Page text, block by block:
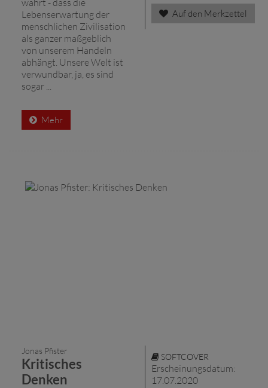
Lebenserwartung der
menschlichen Zivilisation
als ganzer maßgeblich
von unserem Handeln
abhängt. Unsere Welt ist
verwundbar, ja, es sind
sogar ...
Mehr
Auf den Merkzettel
Jonas Pfister
Kritisches
Denken
SOFTCOVER
Erscheinungsdatum:
17.07.2020